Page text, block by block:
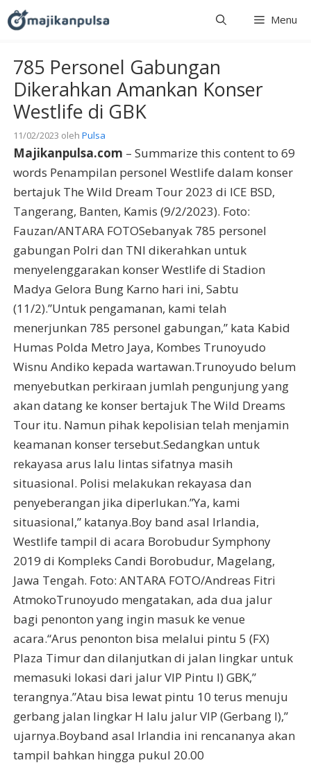
Langsung
ke
Menu
785 Personel Gabungan
Dikerahkan Amankan Konser
Westlife di GBK
11/02/2023 oleh Pulsa
Majikanpulsa.com – Summarize this content to 69
words Penampilan personel Westlife dalam konser
bertajuk The Wild Dream Tour 2023 di ICE BSD,
Tangerang, Banten, Kamis (9/2/2023). Foto:
Fauzan/ANTARA FOTOSebanyak 785 personel
gabungan Polri dan TNI dikerahkan untuk
menyelenggarakan konser Westlife di Stadion
Madya Gelora Bung Karno hari ini, Sabtu
(11/2).”Untuk pengamanan, kami telah
menerjunkan 785 personel gabungan,” kata Kabid
Humas Polda Metro Jaya, Kombes Trunoyudo
Wisnu Andiko kepada wartawan.Trunoyudo belum
menyebutkan perkiraan jumlah pengunjung yang
akan datang ke konser bertajuk The Wild Dreams
Tour itu. Namun pihak kepolisian telah menjamin
keamanan konser tersebut.Sedangkan untuk
rekayasa arus lalu lintas sifatnya masih
situasional. Polisi melakukan rekayasa dan
penyeberangan jika diperlukan.”Ya, kami
situasional,” katanya.Boy band asal Irlandia,
Westlife tampil di acara Borobudur Symphony
2019 di Kompleks Candi Borobudur, Magelang,
Jawa Tengah. Foto: ANTARA FOTO/Andreas Fitri
AtmokoTrunoyudo mengatakan, ada dua jalur
bagi penonton yang ingin masuk ke venue
acara.“Arus penonton bisa melalui pintu 5 (FX)
Plaza Timur dan dilanjutkan di jalan lingkar untuk
memasuki lokasi dari jalur VIP Pintu I) GBK,”
terangnya.”Atau bisa lewat pintu 10 terus menuju
gerbang jalan lingkar H lalu jalur VIP (Gerbang I),”
ujarnya.Boyband asal Irlandia ini rencananya akan
tampil bahkan hingga pukul 20.00